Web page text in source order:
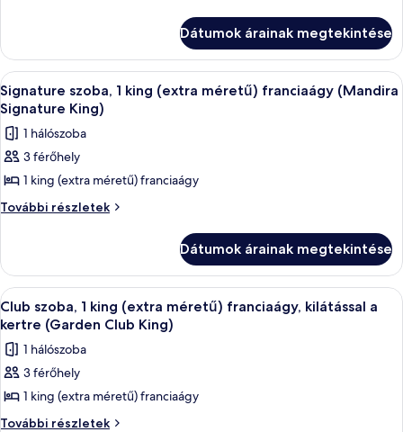
king
(extra
méretű)
franciaágy
(Mandira
Cottage
King)
(extra
méretű)
franciaágy
(Mandira
Cottage
King)
további
Dátumok árainak megtekintése
A
következő
szoba
összes
képének
megtekintése:
Signature
king
(extra
méretű)
franciaágy
(Mandira
Signature
King)
Egy szállodai szoba, amelyben van
5
Signature szoba, 1 king (extra méretű) franciaágy (Mandira
Signature King)
1 hálószoba
3 férőhely
1 king (extra méretű) franciaágy
További részletek
Signature
(extra
méretű)
franciaágy
(Mandira
Signature
King)
további
Dátumok árainak megtekintése
A
következő
szoba
összes
képének
megtekintése:
Club
Egy szállodai szoba, amelyben
9
Club szoba, 1 king (extra méretű) franciaágy, kilátással a
kertre (Garden Club King)
1 hálószoba
3 férőhely
1 king (extra méretű) franciaágy
További részletek
Club